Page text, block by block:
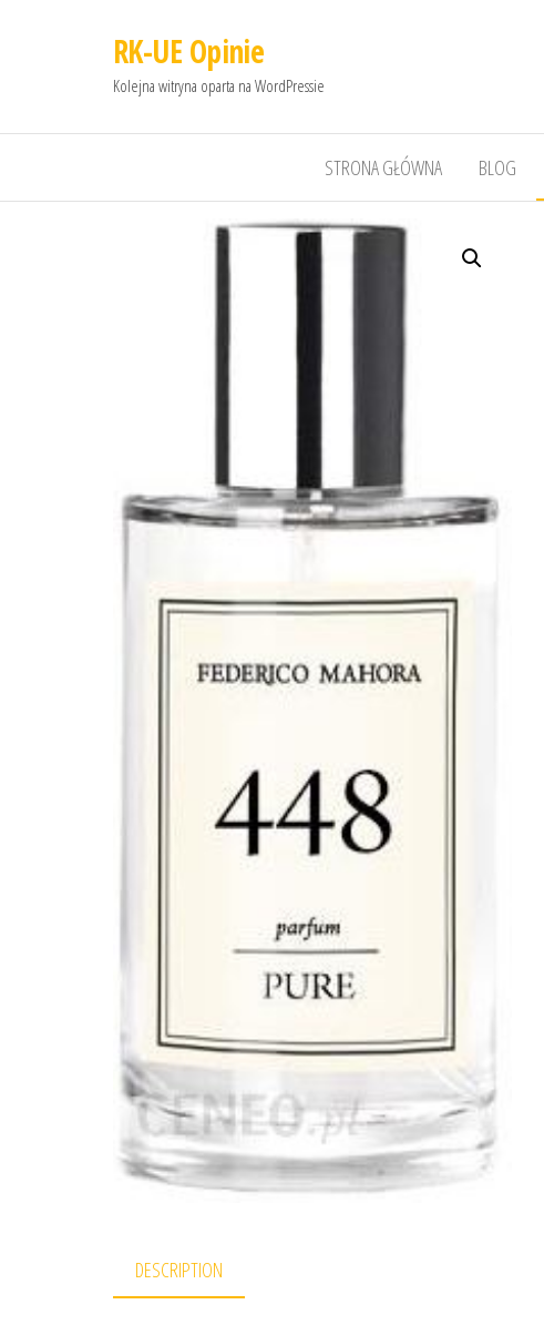
RK-UE Opinie
Kolejna witryna oparta na WordPressie
STRONA GŁÓWNA BLOG
DESCRIPTION